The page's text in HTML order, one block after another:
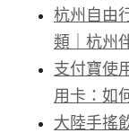
杭州自由
類｜杭州
支付寶使
用卡：如
大陸手搖